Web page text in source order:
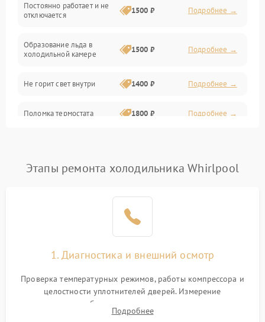
Постоянно работает и не
отключается
1500 ₽ Подробнее →
Образование льда в
холодильной камере
1500 ₽ Подробнее →
Не горит свет внутри 1400 ₽ Подробнее →
Поломка термостата 1800 ₽ Подробнее →
Поломка системы No Frost 2600 ₽ Подробнее →
работе
2000 ₽ Подробнее →
1000 ₽
Этапы ремонта холодильника Whirlpool
1. Диагностика и внешний осмотр
Проверка температурных режимов, работы компрессора и
целостности уплотнителей дверей. Измерение
сопротивления обмоток мотора, проверка термостата и
считывание кодов ошибок с электронного дисплея.
Подробнее